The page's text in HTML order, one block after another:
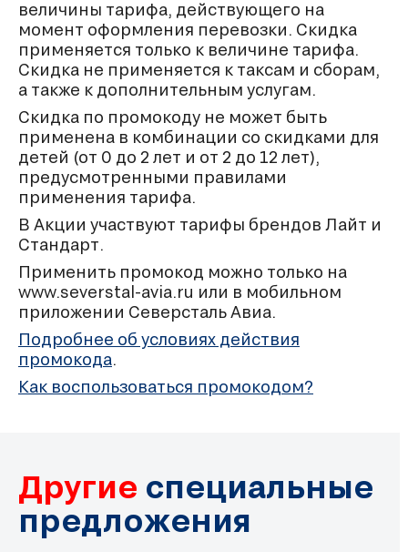
величины тарифа, действующего на
момент оформления перевозки. Скидка
применяется только к величине тарифа.
Скидка не применяется к таксам и сборам,
а также к дополнительным услугам.
Скидка по промокоду не может быть
применена в комбинации со скидками для
детей (от 0 до 2 лет и от 2 до 12 лет),
предусмотренными правилами
применения тарифа.
В Акции участвуют тарифы брендов Лайт и
Стандарт.
Применить промокод можно только на
www.severstal-avia.ru или в мобильном
приложении Северсталь Авиа.
Подробнее об условиях действия
промокода.
Как воспользоваться промокодом?
Другие специальные
предложения